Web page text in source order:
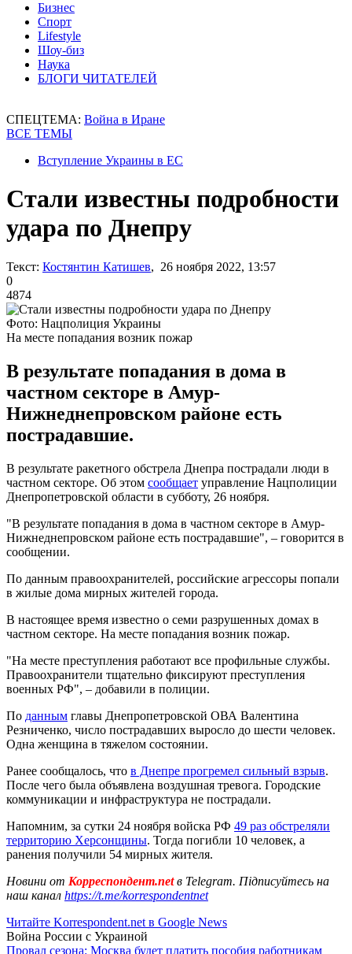
Бизнес
Спорт
Lifestyle
Шоу-биз
Наука
БЛОГИ ЧИТАТЕЛЕЙ
СПЕЦТЕМА: Война в Иране
ВСЕ ТЕМЫ
Вступление Украины в ЕС
Стали известны подробности
удара по Днепру
Текст: Костянтин Катишев, 26 ноября 2022, 13:57
0
4874
Фото: Нацполиция Украины
На месте попадания возник пожар
В результате попадания в дома в
частном секторе в Амур-
Нижнеднепровском районе есть
пострадавшие.
В результате ракетного обстрела Днепра пострадали люди в
частном секторе. Об этом сообщает управление Нацполиции
Днепропетровской области в субботу, 26 ноября.
"В результате попадания в дома в частном секторе в Амур-
Нижнеднепровском районе есть пострадавшие", – говорится в
сообщении.
По данным правоохранителей, российские агрессоры попали
в жилые дома мирных жителей города.
В настоящее время известно о семи разрушенных домах в
частном секторе. На месте попадания возник пожар.
"На месте преступления работают все профильные службы.
Правоохранители тщательно фиксируют преступления
военных РФ", – добавили в полиции.
По данным главы Днепропетровской ОВА Валентина
Резниченко, число пострадавших выросло до шести человек.
Одна женщина в тяжелом состоянии.
Ранее сообщалось, что в Днепре прогремел сильный взрыв.
После чего была объявлена воздушная тревога. Городские
коммуникации и инфраструктура не пострадали.
Напомним, за сутки 24 ноября войска РФ 49 раз обстреляли
территорию Херсонщины. Тогда погибли 10 человек, а
ранения получили 54 мирных жителя.
Новини от Корреспондент.netв Telegram. Підписуйтесь на
наш канал https://t.me/korrespondentnet
Читайте Korrespondent.net в Google News
Война России с Украиной
Провал сезона: Москва будет платить пособия работникам